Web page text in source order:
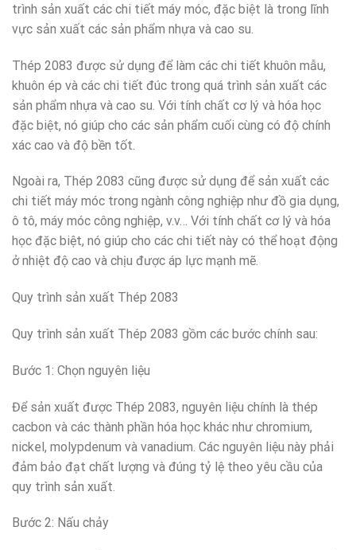
trình sản xuất các chi tiết máy móc, đặc biệt là trong lĩnh
vực sản xuất các sản phẩm nhựa và cao su.
Thép 2083 được sử dụng để làm các chi tiết khuôn mẫu,
khuôn ép và các chi tiết đúc trong quá trình sản xuất các
sản phẩm nhựa và cao su. Với tính chất cơ lý và hóa học
đặc biệt, nó giúp cho các sản phẩm cuối cùng có độ chính
xác cao và độ bền tốt.
Ngoài ra, Thép 2083 cũng được sử dụng để sản xuất các
chi tiết máy móc trong ngành công nghiệp như đồ gia dụng,
ô tô, máy móc công nghiệp, v.v… Với tính chất cơ lý và hóa
học đặc biệt, nó giúp cho các chi tiết này có thể hoạt động
ở nhiệt độ cao và chịu được áp lực mạnh mẽ.
Quy trình sản xuất Thép 2083
Quy trình sản xuất Thép 2083 gồm các bước chính sau:
Bước 1: Chọn nguyên liệu
Để sản xuất được Thép 2083, nguyên liệu chính là thép
cacbon và các thành phần hóa học khác như chromium,
nickel, molypdenum và vanadium. Các nguyên liệu này phải
đảm bảo đạt chất lượng và đúng tỷ lệ theo yêu cầu của
quy trình sản xuất.
Bước 2: Nấu chảy